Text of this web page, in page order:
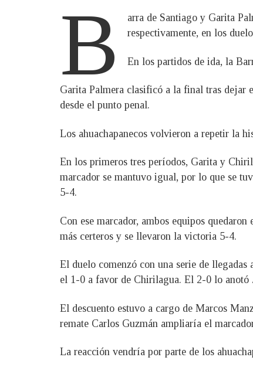
B
arra de Santiago y Garita
respectivamente, en los
En los partidos de ida, la
Garita Palmera clasificó a la final tras dejar
desde el punto penal.
Los ahuachapanecos volvieron a repetir la
En los primeros tres períodos, Garita y
marcador se mantuvo igual, por lo que se
5-4.
Con ese marcador, ambos equipos
más certeros y se llevaron la victoria 5-4.
El duelo comenzó con una serie de
el 1-0 a favor de Chirilagua. El 2-0 lo anotó
El descuento estuvo a cargo de Marcos
remate Carlos Guzmán ampliaría el
La reacción vendría por parte de los